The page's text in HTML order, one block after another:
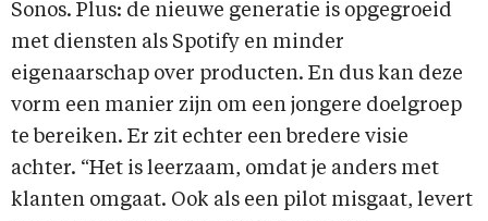
Sonos. Plus: de nieuwe generatie is opgegroeid
met diensten als Spotify en minder
eigenaarschap over producten. En dus kan deze
vorm een manier zijn om een jongere doelgroep
te bereiken. Er zit echter een bredere visie
achter. “Het is leerzaam, omdat je anders met
klanten omgaat. Ook als een pilot misgaat, levert